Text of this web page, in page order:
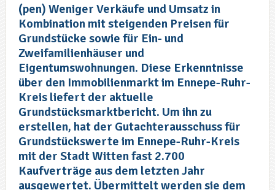
(pen) Weniger Verkäufe und Umsatz in
Kombination mit steigenden Preisen für
Grundstücke sowie für Ein- und
Zweifamilienhäuser und
Eigentumswohnungen. Diese Erkenntnisse
über den Immobilienmarkt im Ennepe-Ruhr-
Kreis liefert der aktuelle
Grundstücksmarktbericht. Um ihn zu
erstellen, hat der Gutachterausschuss für
Grundstückswerte im Ennepe-Ruhr-Kreis
mit der Stadt Witten fast 2.700
Kaufverträge aus dem letzten Jahr
ausgewertet. Übermittelt werden sie dem